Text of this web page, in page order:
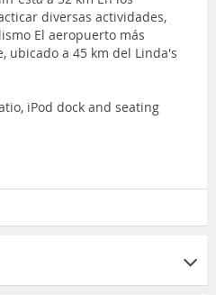
diversas actividades,
El aeropuerto más
ubicado a 45 km del Linda's
iPod dock and seating